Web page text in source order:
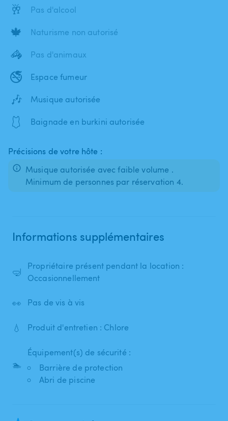
🥂 Pas d'alcool
🍁 Naturisme non autorisé
🦓 Pas d'animaux
🚭 Espace fumeur
🎶 Musique autorisée
🩱 Baignade en burkini autorisée
Précisions de votre hôte :
Musique autorisée avec faible volume .
Minimum de personnes par réservation 4.
Informations supplémentaires
🤿
Propriétaire présent pendant la location :
Occasionnellement
👀 Pas de vis à vis
💧 Produit d'entretien : Chlore
🏊
Équipement(s) de sécurité :
Barrière de protection
Abri de piscine